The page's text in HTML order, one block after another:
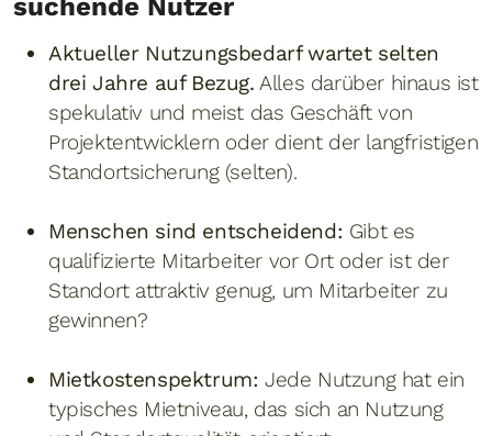
suchende Nutzer
Aktueller Nutzungsbedarf wartet selten
drei Jahre auf Bezug. Alles darüber hinaus ist
spekulativ und meist das Geschäft von
Projektentwicklern oder dient der langfristigen
Standortsicherung (selten).
Menschen sind entscheidend: Gibt es
qualifizierte Mitarbeiter vor Ort oder ist der
Standort attraktiv genug, um Mitarbeiter zu
gewinnen?
Mietkostenspektrum: Jede Nutzung hat ein
typisches Mietniveau, das sich an Nutzung